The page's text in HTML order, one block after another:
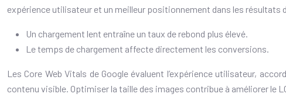
expérience utilisateur et un meilleur positionnement dans les résultats
Un chargement lent entraîne un taux de rebond plus élevé.
Le temps de chargement affecte directement les conversions.
Les Core Web Vitals de Google évaluent l’expérience utilisateur,
contenu visible. Optimiser la taille des images contribue à améliorer le